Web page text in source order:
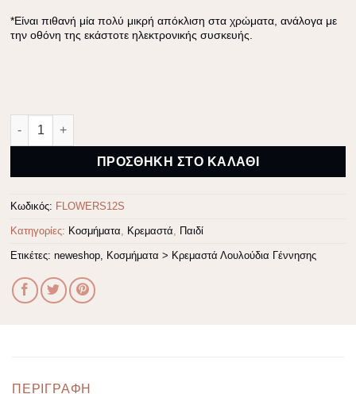
*Είναι πιθανή μία πολύ μικρή απόκλιση στα χρώματα, ανάλογα με
την οθόνη της εκάστοτε ηλεκτρονικής συσκευής.
Κολιέ ασήμι λουλούδι γέννησης - Δεκέμβριος ποσότητα
ΠΡΟΣΘΉΚΗ ΣΤΟ ΚΑΛΆΘΙ
Alternative:
Κωδικός: FLOWERS12S
Κατηγορίες: Κοσμήματα Κρεμαστά Παιδί
Ετικέτες:neweshop Κοσμήματα > Κρεμαστά Λουλούδια Γέννησης
ΠΕΡΙΓΡΑΦΉ